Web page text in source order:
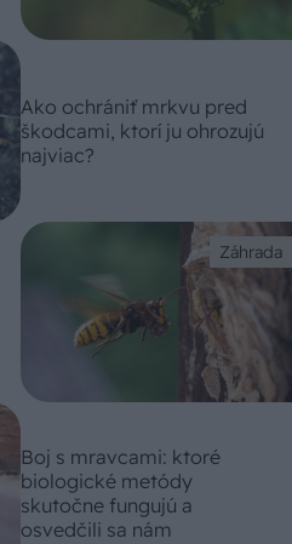
Ako ochrániť mrkvu pred
škodcami, ktorí ju ohrozujú
najviac?
Záhrada
Boj s mravcami: ktoré
biologické metódy
skutočne fungujú a
osvedčili sa nám